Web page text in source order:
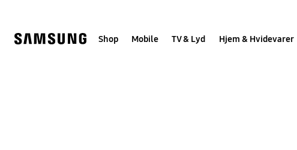
Shop Mobile TV & Lyd Hjem & Hvidevarer